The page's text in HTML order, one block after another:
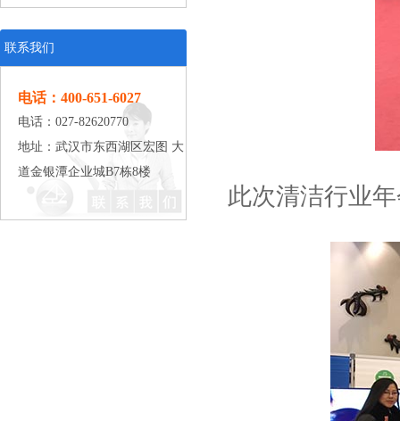
武汉东风本田汽车有限公司工
业清洁
联系我们
电话：400-651-6027
电话：027-82620770
地址：武汉市东西湖区宏图 大
道金银潭企业城B7栋8楼
此次清洁行业